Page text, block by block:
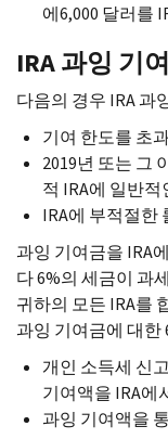
에6,000 달러를
IRA 과잉 기
다음의 경우 IRA 과
기여 한도를 초
2019년 또는 그
적 IRA에 일반
IRA에 부적절한
과잉 기여금을 IRA
다 6%의 세금이 과
귀하의 모든 IRA를
과잉 기여금에 대한
개인 소득세 신
기여액을 IRA에
과잉 기여액을